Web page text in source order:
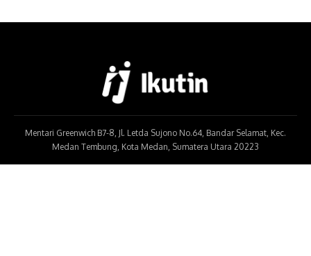
Mentari Greenwich B7-8, Jl. Letda Sujono No.64, Bandar Selamat, Kec.
Medan Tembung, Kota Medan, Sumatera Utara 20223